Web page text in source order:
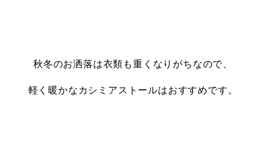
秋冬のお洒落は衣類も重くなりがちなので、
軽く暖かなカシミアストールはおすすめです。